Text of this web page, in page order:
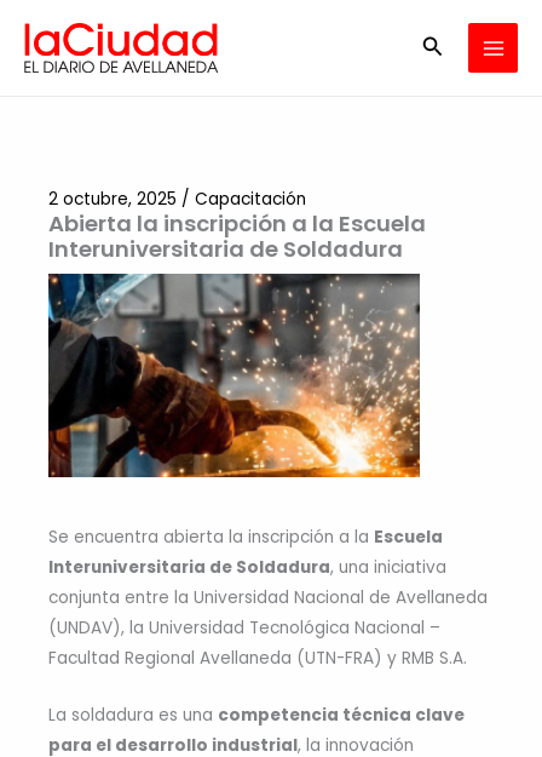
contenido
Buscar
Abierta la inscripción a la Escuela
Interuniversitaria de Soldadura
2 octubre, 2025 / Capacitación
Se encuentra abierta la inscripción a la Escuela
Interuniversitaria de Soldadura, una iniciativa
conjunta entre la Universidad Nacional de Avellaneda
(UNDAV), la Universidad Tecnológica Nacional –
Facultad Regional Avellaneda (UTN-FRA) y RMB S.A.
La soldadura es una competencia técnica clave
para el desarrollo industrial, la innovación